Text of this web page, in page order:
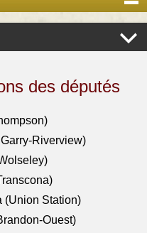
des députés
Riverview)
(Union Station)
Ouest)